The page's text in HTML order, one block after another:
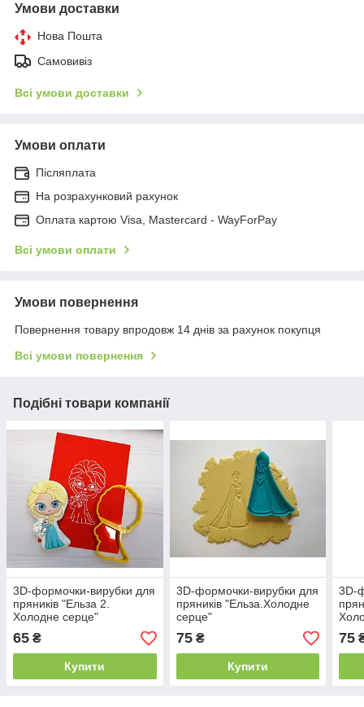
Умови доставки
Нова Пошта
Самовивіз
Всі умови доставки
Умови оплати
Післяплата
На розрахунковий рахунок
Оплата картою Visa, Mastercard - WayForPay
Всі умови оплати
Умови повернення
Повернення товару впродовж 14 днів за рахунок покупця
Всі умови повернення
Подібні товари компанії
3D-формочки-вирубки для
пряників "Ельза 2.
Холодне серце"
65 ₴
Купити
3D-формочки-вирубки для
пряників "Ельза.Холодне
серце"
75₴
Купити
3D-
75